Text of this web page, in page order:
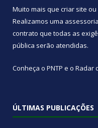
Muito mais que criar site ou
Realizamos uma assessoria
contrato que todas as
pública serão atendidas.
Conheça o PNTP e o Radar
ÚLTIMAS PUBLICAÇÕES